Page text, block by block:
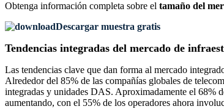
Obtenga información completa sobre el tamaño del
Descargar muestra gratis
Tendencias integradas del mercado de
Las tendencias clave que dan forma al mercado
Alrededor del 85% de las compañías globales de
integradas y unidades DAS. Aproximadamente el 68%
aumentando, con el 55% de los operadores ahora